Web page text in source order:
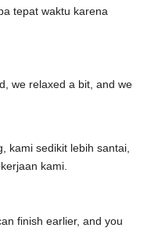
tepat waktu karena
we relaxed a bit, and we
kami sedikit lebih santai,
kami.
finish earlier, and you